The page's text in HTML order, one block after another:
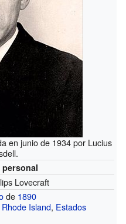
en junio de 1934 por Lucius
Lovecraft
de 1890
Rhode Island, Estados